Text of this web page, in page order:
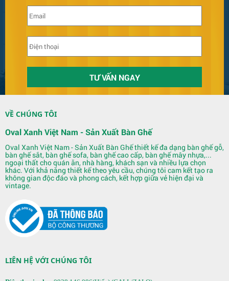
Bàn Ghế 131
Quầy Bar 123
VỀ CHÚNG TÔI
Oval Xanh Việt Nam - Sản Xuất Bàn Ghế
Oval Xanh Việt Nam - Sản Xuất Bàn Ghế thiết kế đa dạng bàn ghế gỗ,
bàn ghế sắt, bàn ghế sofa, bàn ghế cao cấp, bàn ghế mây nhựa,...
ngoại thất cho quán ăn, nhà hàng, khách sạn và nhiều lựa chọn
khác. Với khả năng thiết kế theo yêu cầu, chúng tôi cam kết tạo ra
không gian độc đáo và phong cách, kết hợp giữa vẻ hiện đại và
vintage.
LIÊN HỆ VỚI CHÚNG TÔI